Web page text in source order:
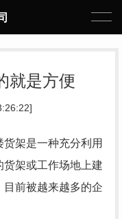
就是方便
架是一种充分利用
架或工作场地上建
前被越来越多的企